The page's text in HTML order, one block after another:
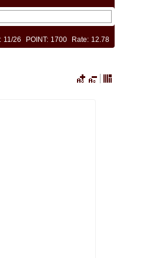
11/26 POINT 1700 Rate 12.78